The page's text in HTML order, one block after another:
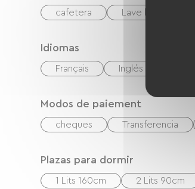
cafetera Lave linge
Idiomas
Français Inglés
Modos de paiement
cheques Transferencia
Plazas para dormir
1 Lits 160cm 2 Lits 90cm